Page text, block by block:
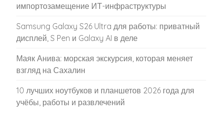
импортозамещение ИТ-инфраструктуры
Samsung Galaxy S26 Ultra для работы: приватный
дисплей, S Pen и Galaxy AI в деле
Маяк Анива: морская экскурсия, которая меняет
взгляд на Сахалин
10 лучших ноутбуков и планшетов 2026 года для
учёбы, работы и развлечений